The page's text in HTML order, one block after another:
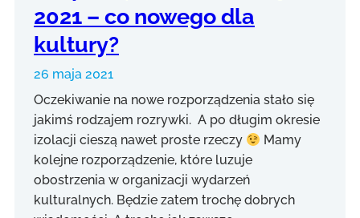
2021 – co nowego dla
kultury?
26 maja 2021
Oczekiwanie na nowe rozporządzenia stało się
jakimś rodzajem rozrywki. A po długim okresie
izolacji cieszą nawet proste rzeczy
Mamy
kolejne rozporządzenie, które luzuje
obostrzenia w organizacji wydarzeń
kulturalnych. Będzie zatem trochę dobrych